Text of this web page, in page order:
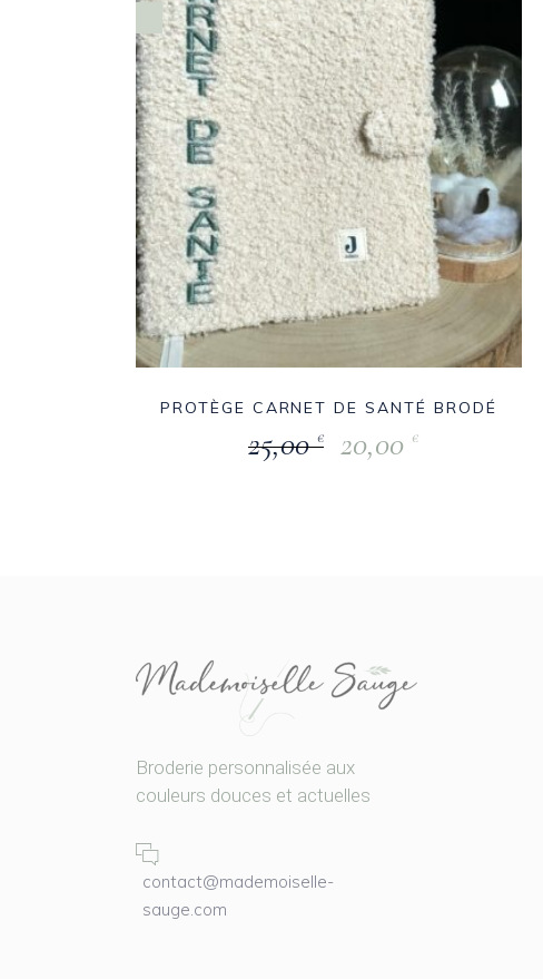
PROTÈGE CARNET DE SANTÉ BRODÉ
25,00€ 20,00 €
Broderie personnalisée aux
couleurs douces et actuelles
contact@mademoiselle-
sauge.com